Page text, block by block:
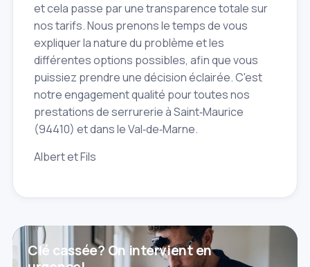
et cela passe par une transparence totale sur
nos tarifs. Nous prenons le temps de vous
expliquer la nature du problème et les
différentes options possibles, afin que vous
puissiez prendre une décision éclairée. C'est
notre engagement qualité pour toutes nos
prestations de serrurerie à Saint‑Maurice
(94410) et dans le Val‑de‑Marne.
Albert et Fils
Clé cassée? On intervient en